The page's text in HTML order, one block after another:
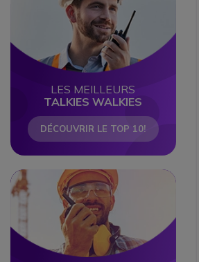
LES MEILLEURS
TALKIES WALKIES
DÉCOUVRIR LE TOP 10!
Circle
Circle